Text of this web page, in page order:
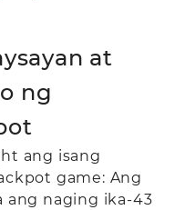
at
ng
ang isang
game: Ang
ang naging ika-43